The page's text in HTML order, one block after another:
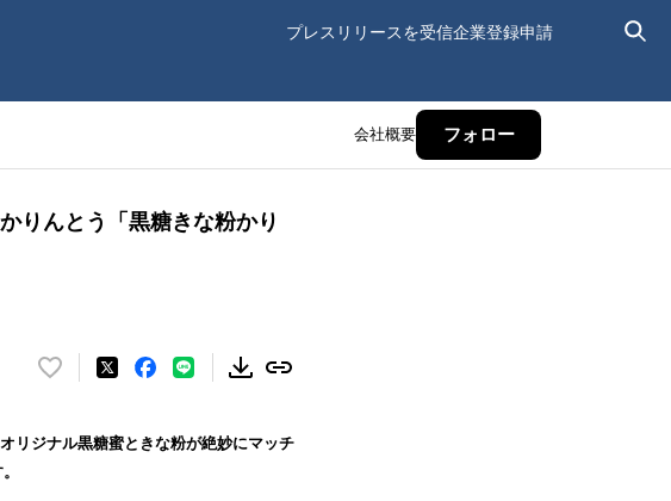
プレスリリースを受信企業登録申請
会社概要 フォロー
りんとう「黒糖きな粉かり
い
！
リジナル黒糖蜜ときな粉が絶妙にマッチ